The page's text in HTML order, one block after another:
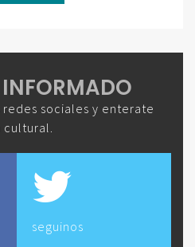
redes sociales y enterate
cultural.
seguinos